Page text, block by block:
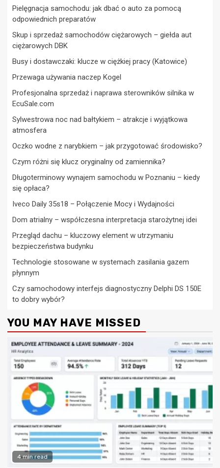
Pielęgnacja samochodu: jak dbać o auto za pomocą
odpowiednich preparatów
Skup i sprzedaż samochodów ciężarowych – giełda aut
ciężarowych DBK
Busy i dostawczaki: klucze w ciężkiej pracy (Katowice)
Przewaga używania naczep Kogel
Profesjonalna sprzedaż i naprawa sterowników silnika w
EcuSale.com
Sylwestrowa noc nad bałtykiem – atrakcje i wyjątkowa
atmosfera
Oczko wodne z narybkiem – jak przygotować środowisko?
Czym różni się klucz oryginalny od zamiennika?
Długoterminowy wynajem samochodu w Poznaniu – kiedy
się opłaca?
Iveco Daily 35s18 – Połączenie Mocy i Wydajności
Dom atrialny – współczesna interpretacja starożytnej idei
Przegląd dachu – kluczowy element w utrzymaniu
bezpieczeństwa budynku
Technologie stosowane w systemach zasilania gazem
płynnym
Czy samochodowy interfejs diagnostyczny Delphi DS 150E
to dobry wybór?
YOU MAY HAVE MISSED
4 min read